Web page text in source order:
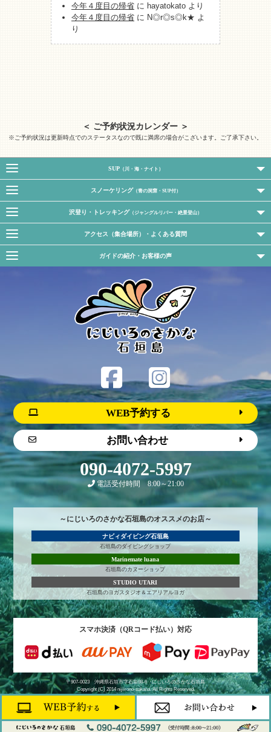
今年４度目の帰省 に hayatokato より
今年４度目の帰省 に N◎r◎s◎k★ よ
り
＜ ご予約状況カレンダー ＞
※ご予約状況は更新時点でのステータスなので既に満席の場合がこざいます。ご了承下さい。
SUP（川・海・ナイト）
スノーケリング （青の洞窟・SUP付）
沢登り・トレッキング （ジャングルリバー・絶景登山）
アクセス（集合場所）・よくある質問
ガイドの紹介・お客様の声
WEB予約する
お問い合わせ
090-4072-5997
電話受付時間 8:00～21:00
～にじいろのさかな石垣島のオススメのお店～
ナビィダイビング石垣島
石垣島のダイビングショップ
Marinemate luana
石垣島のカヌーショップ
STUDIO UTARI
石垣島のヨガスタジオ＆エアリアルヨガ
スマホ決済（QRコード払い）対応
〒907-0023 沖縄県石垣市字石垣98-6にじいろのさかな石垣島
Copyright (C) 2014 nijiirono-sakana. All Rights Reserved.